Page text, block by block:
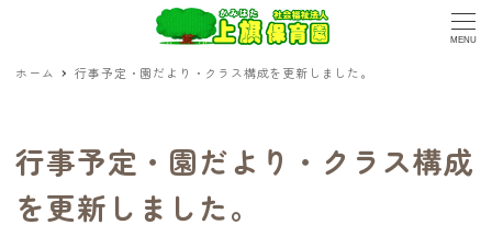
MENU
ホーム 行事予定・園だより・クラス構成を更新しました。
行事予定・園だより・クラス構成
を更新しました。